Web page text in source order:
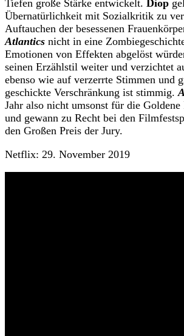
Tiefen große Stärke entwickelt. Diop
Übernatürlichkeit mit Sozialkritik zu
Auftauchen der besessenen
Atlantics nicht in eine
Emotionen von Effekten abgelöst
seinen Erzählstil weiter und verzichtet
ebenso wie auf verzerrte Stimmen und
geschickte Verschränkung ist stimmig.
Jahr also nicht umsonst für die
und gewann zu Recht bei den
den Großen Preis der Jury.
Netflix: 29. November 2019